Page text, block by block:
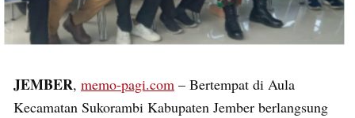
JEMBER, memo-pagi.com – Bertempat di Aula
Kecamatan Sukorambi Kabupaten Jember berlangsung